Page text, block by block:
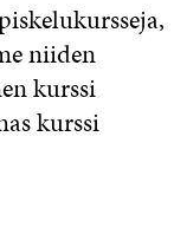
niiden
kurssi
kurssi